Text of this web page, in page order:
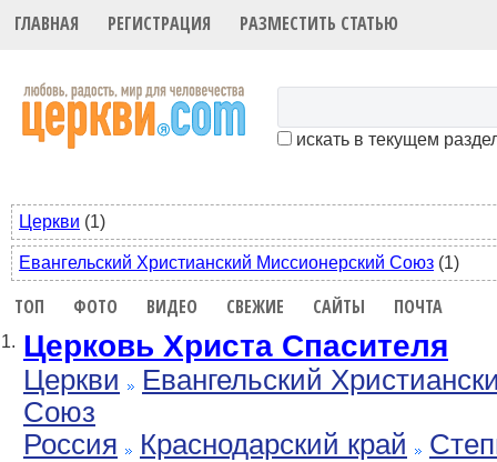
ГЛАВНАЯ РЕГИСТРАЦИЯ РАЗМЕСТИТЬ СТАТЬЮ
искать в текущем
Церкви (1)
Евангельский Христианский Миссионерский Союз (1)
ТОП ФОТО ВИДЕО СВЕЖИЕ САЙТЫ ПОЧТА
1. Церковь Христа Спасителя
Церкви
Евангельский
Союз
Россия
Краснодарский край